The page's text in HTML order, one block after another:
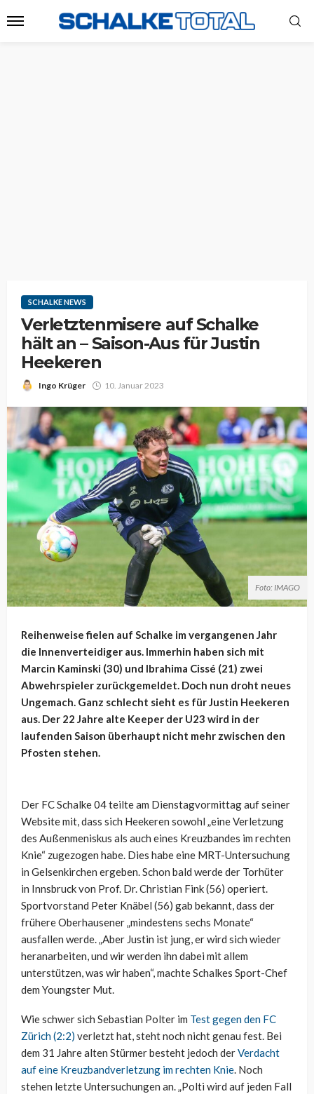
SCHALKE NEWS
Verletztenmisere auf Schalke
hält an – Saison-Aus für Justin
Heekeren
Ingo Krüger 10. Januar 2023
Foto: IMAGO
Reihenweise fielen auf Schalke im vergangenen Jahr
die Innenverteidiger aus. Immerhin haben sich mit
Marcin Kaminski (30) und Ibrahima Cissé (21) zwei
Abwehrspieler zurückgemeldet. Doch nun droht neues
Ungemach. Ganz schlecht sieht es für Justin Heekeren
aus. Der 22 Jahre alte Keeper der U23 wird in der
laufenden Saison überhaupt nicht mehr zwischen den
Pfosten stehen.
Der FC Schalke 04 teilte am Dienstagvormittag auf seiner
Website mit, dass sich Heekeren sowohl „eine Verletzung
des Außenmeniskus als auch eines Kreuzbandes im rechten
Knie“ zugezogen habe. Dies habe eine MRT-Untersuchung
in Gelsenkirchen ergeben. Schon bald werde der Torhüter
in Innsbruck von Prof. Dr. Christian Fink (56) operiert.
Sportvorstand Peter Knäbel (56) gab bekannt, dass der
frühere Oberhausener „mindestens sechs Monate“
ausfallen werde. „Aber Justin ist jung, er wird sich wieder
heranarbeiten, und wir werden ihn dabei mit allem
unterstützen, was wir haben“, machte Schalkes Sport-Chef
dem Youngster Mut.
Wie schwer sich Sebastian Polter im Test gegen den FC
Zürich (2:2) verletzt hat, steht noch nicht genau fest. Bei
dem 31 Jahre alten Stürmer besteht jedoch derVerdacht
auf eine Kreuzbandverletzung im rechten Knie. Noch
stehen letzte Untersuchungen an. „Polti wird auf jeden Fall